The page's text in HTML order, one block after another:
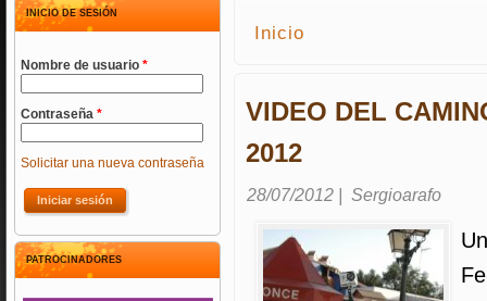
INICIO DE SESIÓN
Nombre de usuario *
Contraseña *
Solicitar una nueva contraseña
PATROCINADORES
SE ENCUENTRA USTED
Inicio
VIDEO DEL
2012
28/07/2012 Sergioarafo